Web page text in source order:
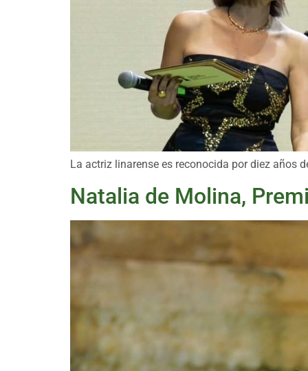
La actriz linarense es reconocida por diez años
Natalia de Molina,